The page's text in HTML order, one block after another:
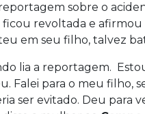
reportagem sobre o
ficou revoltada e
em seu filho, talvez
lia a reportagem.
Falei para o meu filho,
ser evitado. Deu para